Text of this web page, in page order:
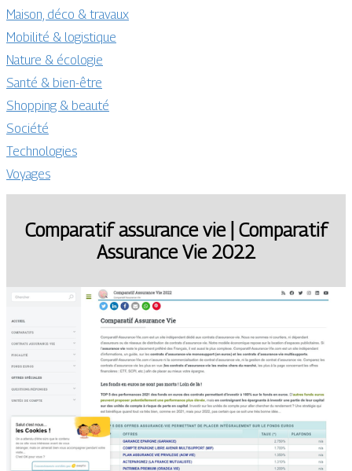
Maison, déco & travaux
Mobilité & logistique
Nature & écologie
Santé & bien-être
Shopping & beauté
Société
Technologies
Voyages
Comparatif assurance vie | Comparatif
Assurance Vie 2022